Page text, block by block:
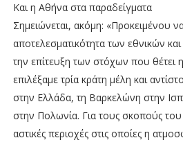
Και η Αθήνα στα παραδείγματα
Σημειώνεται, ακόμη: «Προκειμένου
αποτελεσματικότητα των εθνικών
την επίτευξη των στόχων που θέτει
επιλέξαμε τρία κράτη μέλη και
στην Ελλάδα, τη Βαρκελώνη στην
στην Πολωνία. Για τους σκοπούς
αστικές περιοχές στις οποίες η